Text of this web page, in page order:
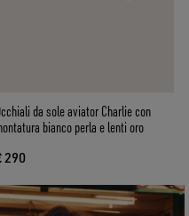
da sole aviator Charlie con
bianco perla e lenti oro
290